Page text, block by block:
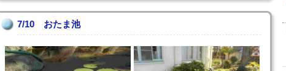
7/10 おたま池